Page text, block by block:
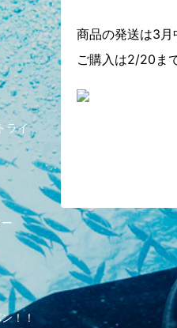
商品の発送は3月
ご購入は2/20ま
ライ
！！